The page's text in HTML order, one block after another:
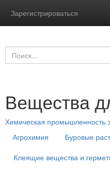
Зарегистрироваться
Вещества
Химическая промышленность
Агрохимия
Буровые
Клеящие вещества и